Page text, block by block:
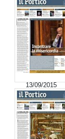
13/09/2015